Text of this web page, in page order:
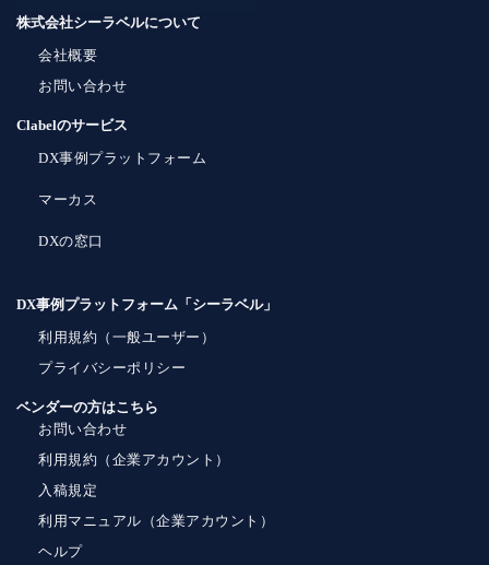
株式会社シーラベルについて
会社概要
お問い合わせ
Clabelのサービス
DX事例プラットフォーム
マーカス
DXの窓口
DX事例プラットフォーム「シーラベル」
利用規約（一般ユーザー）
プライバシーポリシー
ベンダーの方はこちら
お問い合わせ
利用規約（企業アカウント）
入稿規定
利用マニュアル（企業アカウント）
ヘルプ